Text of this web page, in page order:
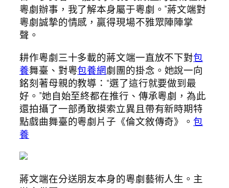
粵劇辦事，我了解本身屬于粵劇。”蔣文端對
粵劇誠摯的情感，贏得現場不雅眾陣陣掌
聲。
耕作粵劇三十多載的蔣文端一直放不下對包
養舞臺、對粵包養網劇團的掛念。她說一向
銘刻著母親的教導：“選了這行就要做到最
好。”她自始至終都在推行、傳承粵劇，為此
還拍攝了一部勇敢摸索立異且帶有新時期特
點戲曲舞臺的粵劇片子《倫文敘傳奇》。包
養
蔣文端在分送朋友本身的粵劇藝術人生。主